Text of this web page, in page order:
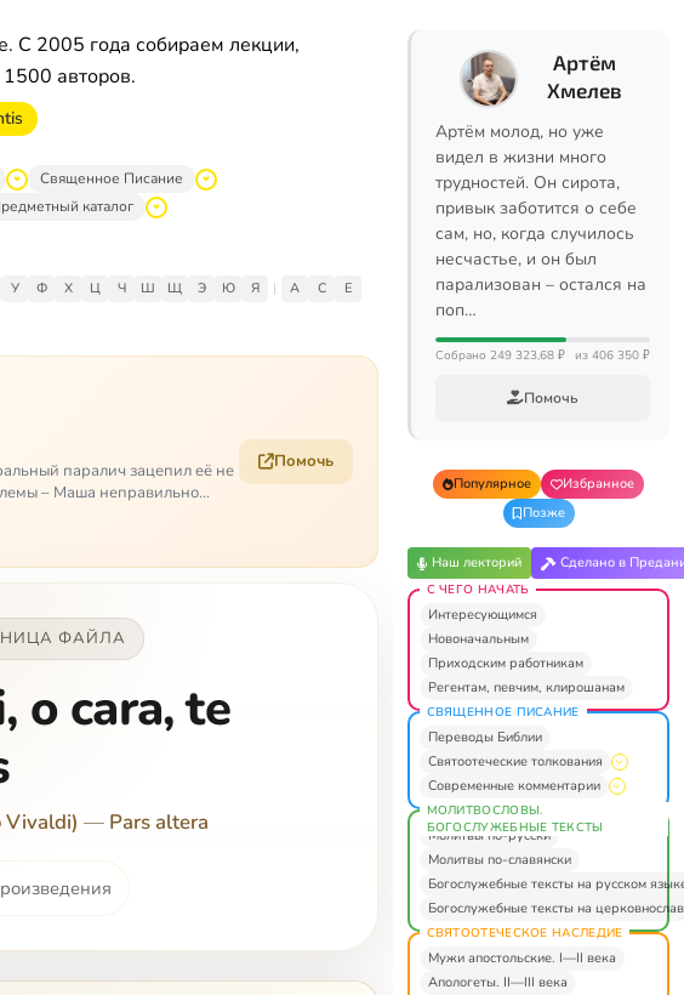
С 2005 года собираем лекции,
авторов.
Священное Писание
каталог
У Ф Х Ц Ч Ш Щ Э Ю Я | A C
E
паралич зацепил её не
– Маша неправильно
Помочь
ФАЙЛА
o cara, te
Vivaldi) — Pars altera
Артём
Хмелев
Артём молод, но уже
видел в жизни много
трудностей. Он сирота,
привык заботится о себе
сам, но, когда случилось
несчастье, и он был
парализован – остался на
поп…
Собрано 249 323,68 ₽ из 406 350 ₽
Помочь
Популярное
Избранное
Позже
Наш лекторий Сделано в
С ЧЕГО НАЧАТЬ
Интересующимся
Новоначальным
Приходским работникам
Регентам, певчим, клирошанам
СВЯЩЕННОЕ ПИСАНИЕ
Переводы Библии
Святоотеческие толкования
Современные комментарии
МОЛИТВОСЛОВЫ.
БОГОСЛУЖЕБНЫЕ ТЕКСТЫ
Молитвы по-русски
Молитвы по-славянски
Богослужебные тексты на русском
Богослужебные тексты на
СВЯТООТЕЧЕСКОЕ НАСЛЕДИЕ
Мужи апостольские. I—II века
Апологеты. II—III века